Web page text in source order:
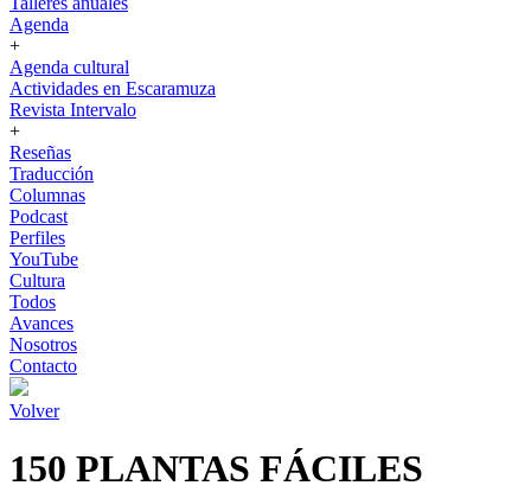
Agenda
+
Agenda cultural
Actividades en Escaramuza
Revista Intervalo
+
Reseñas
Traducción
Columnas
Podcast
Perfiles
YouTube
Cultura
Todos
Avances
Nosotros
Contacto
Volver
150 PLANTAS FÁCILES